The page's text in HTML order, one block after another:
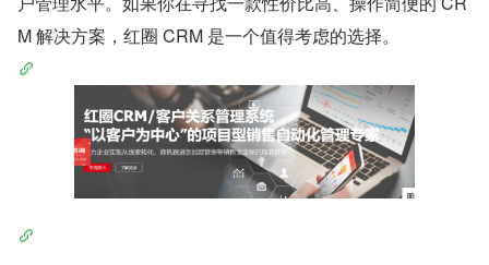
M 解决方案，红圈 CRM 是一个值得考虑的选择。